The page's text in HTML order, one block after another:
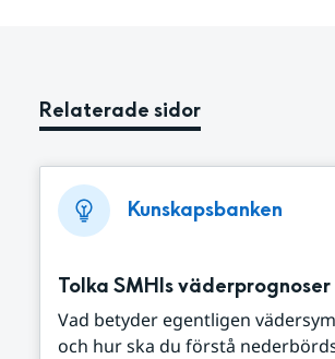
Relaterade sidor
Kunskapsbanken
Tolka SMHIs väderprognoser
Vad betyder egentligen
och hur ska du förstå